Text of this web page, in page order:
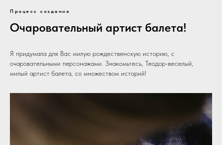
Процесс создания
Очаровательный артист балета!
Я придумала для Вас милую рождественскую историю, с
очаровательными персонажами. Знакомьтесь, Теодор-веселый,
милый артист балета, со множеством историй!